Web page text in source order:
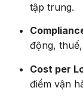
tập trung.
động,
Cost per
điểm vận